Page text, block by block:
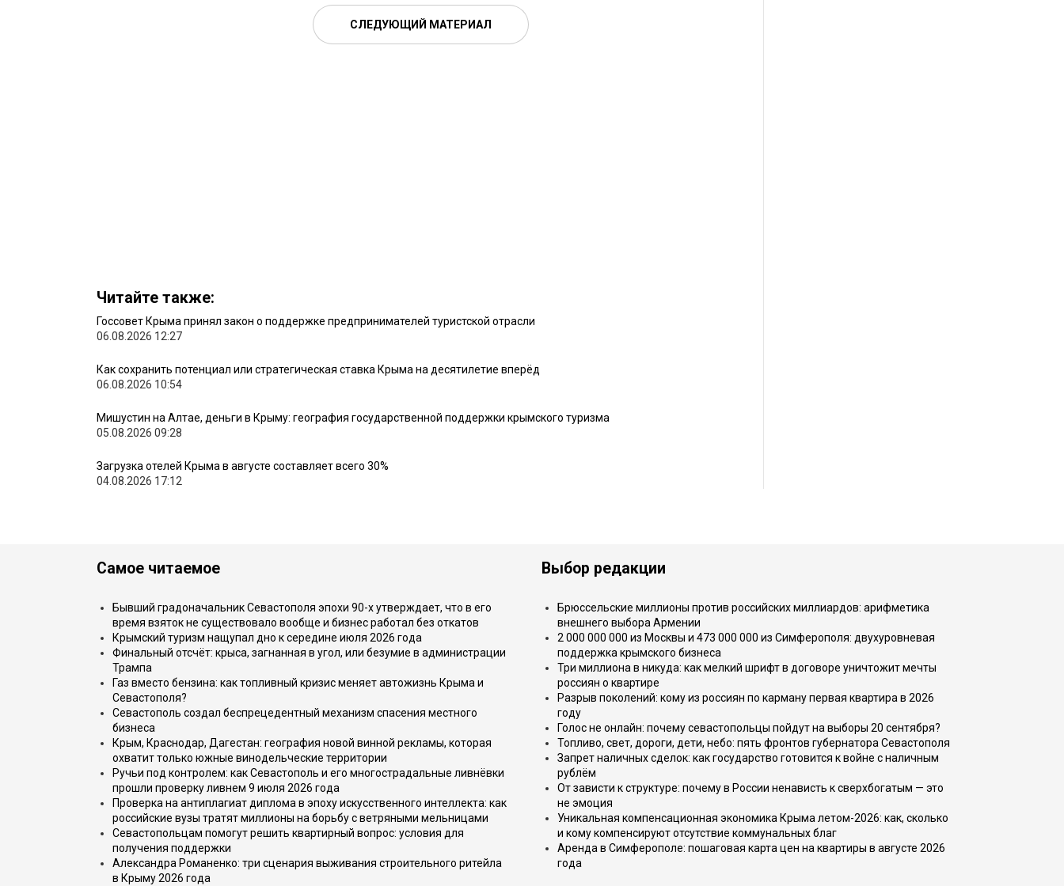
СЛЕДУЮЩИЙ МАТЕРИАЛ
Читайте также:
Госсовет Крыма принял закон о поддержке предпринимателей туристской отрасли
06.08.2026 12:27
Как сохранить потенциал или стратегическая ставка Крыма на десятилетие вперёд
06.08.2026 10:54
Мишустин на Алтае, деньги в Крыму: география государственной поддержки крымского туризма
05.08.2026 09:28
Загрузка отелей Крыма в августе составляет всего 30%
04.08.2026 17:12
Самое читаемое
Бывший градоначальник Севастополя эпохи 90-х утверждает, что в его
время взяток не существовало вообще и бизнес работал без откатов
Крымский туризм нащупал дно к середине июля 2026 года
Финальный отсчёт: крыса, загнанная в угол, или безумие в администрации
Трампа
Газ вместо бензина: как топливный кризис меняет автожизнь Крыма и
Севастополя?
Севастополь создал беспрецедентный механизм спасения местного
бизнеса
Крым, Краснодар, Дагестан: география новой винной рекламы, которая
охватит только южные винодельческие территории
Ручьи под контролем: как Севастополь и его многострадальные ливнёвки
прошли проверку ливнем 9 июля 2026 года
Проверка на антиплагиат диплома в эпоху искусственного интеллекта: как
российские вузы тратят миллионы на борьбу с ветряными мельницами
Севастопольцам помогут решить квартирный вопрос: условия для
получения поддержки
Александра Романенко: три сценария выживания строительного ритейла
в Крыму 2026 года
Выбор редакции
Брюссельские миллионы против российских миллиардов: арифметика
внешнего выбора Армении
2 000 000 000 из Москвы и 473 000 000 из Симферополя: двухуровневая
поддержка крымского бизнеса
Три миллиона в никуда: как мелкий шрифт в договоре уничтожит мечты
россиян о квартире
Разрыв поколений: кому из россиян по карману первая квартира в 2026
году
Голос не онлайн: почему севастопольцы пойдут на выборы 20 сентября?
Топливо, свет, дороги, дети, небо: пять фронтов губернатора Севастополя
Запрет наличных сделок: как государство готовится к войне с наличным
рублём
От зависти к структуре: почему в России ненависть к сверхбогатым — это
не эмоция
Уникальная компенсационная экономика Крыма летом-2026: как, сколько
и кому компенсируют отсутствие коммунальных благ
Аренда в Симферополе: пошаговая карта цен на квартиры в августе 2026
года